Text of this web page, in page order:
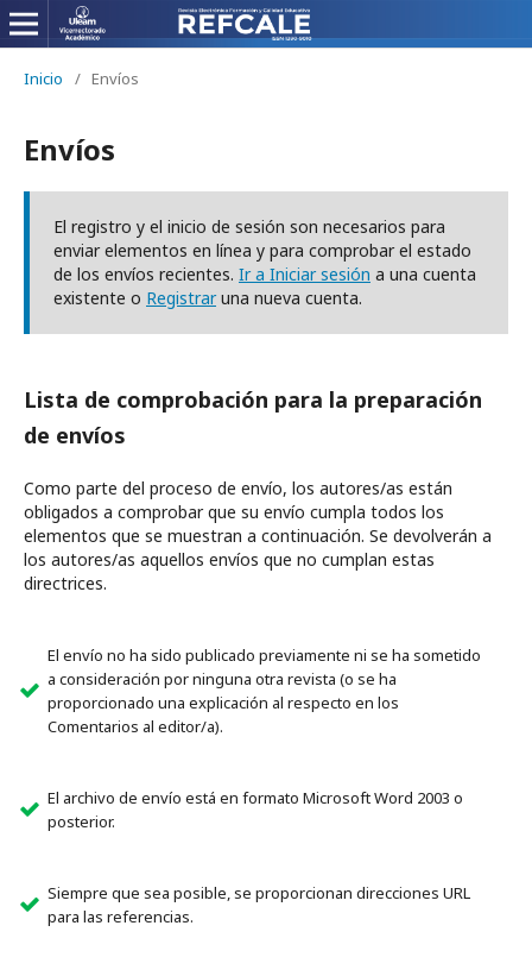
Inicio / Envíos
Envíos
El registro y el inicio de sesión son necesarios para
enviar elementos en línea y para comprobar el estado
de los envíos recientes. Ir a Iniciar sesión a una cuenta
existente o Registraruna nueva cuenta.
Lista de comprobación para la preparación
de envíos
Como parte del proceso de envío, los autores/as están
obligados a comprobar que su envío cumpla todos los
elementos que se muestran a continuación. Se devolverán a
los autores/as aquellos envíos que no cumplan estas
directrices.
El envío no ha sido publicado previamente ni se ha sometido
a consideración por ninguna otra revista (o se ha
proporcionado una explicación al respecto en los
Comentarios al editor/a).
El archivo de envío está en formato Microsoft Word 2003 o
posterior.
Siempre que sea posible, se proporcionan direcciones URL
para las referencias.